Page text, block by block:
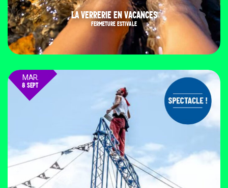
LA VERRERIE EN VACANCES
FERMETURE ESTIVALE
MAR.
8 SEPT